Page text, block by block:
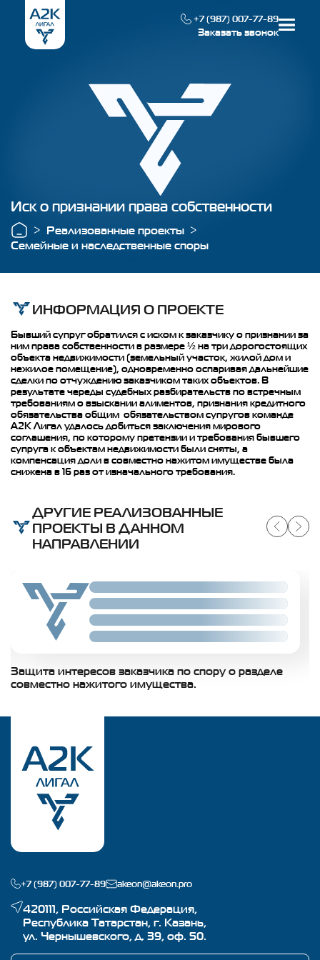
+7 (987) 007-77-89
Заказать звонок
Наша специализация
Реализованные проекты
О компании
Иск о признании права собственности
Реализованные проекты
Семейные и наследственные споры
ИНФОРМАЦИЯ О ПРОЕКТЕ
Бывший супруг обратился с иском к заказчику о признании за
ним права собственности в размере ½ на три дорогостоящих
объекта недвижимости (земельный участок, жилой дом и
нежилое помещение), одновременно оспаривая дальнейшие
сделки по отчуждению заказчиком таких объектов. В
результате череды судебных разбирательств по встречным
требованиям о взыскании алиментов, признания кредитного
обязательства общим обязательством супругов команде
А2К Лигал удалось добиться заключения мирового
соглашения, по которому претензии и требования бывшего
супруга к объектам недвижимости были сняты, а
компенсация доли в совместно нажитом имуществе была
снижена в 16 раз от изначального требования.
ДРУГИЕ РЕАЛИЗОВАННЫЕ
ПРОЕКТЫ В ДАННОМ
НАПРАВЛЕНИИ
Slide 02
Slide 02
Slide 02
Slide 02
Защита интересов заказчика по спору о разделе
совместно нажитого имущества.
+7 (987) 007-77-89 akeon@akeon.pro
420111, Российская Федерация,
Республика Татарстан, г. Казань,
ул. Чернышевского, д. 39, оф. 50.